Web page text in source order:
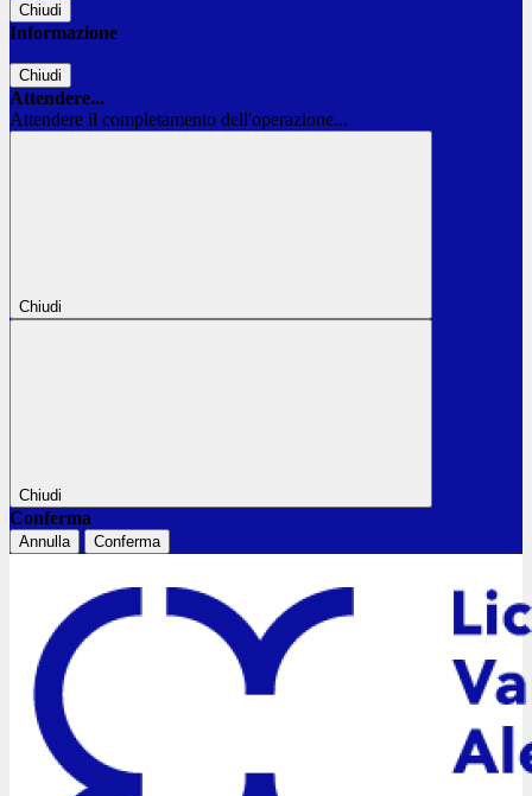
Chiudi
Informazione
Chiudi
Attendere...
Attendere il completamento dell'operazione...
Chiudi
Chiudi
Conferma
Annulla Conferma